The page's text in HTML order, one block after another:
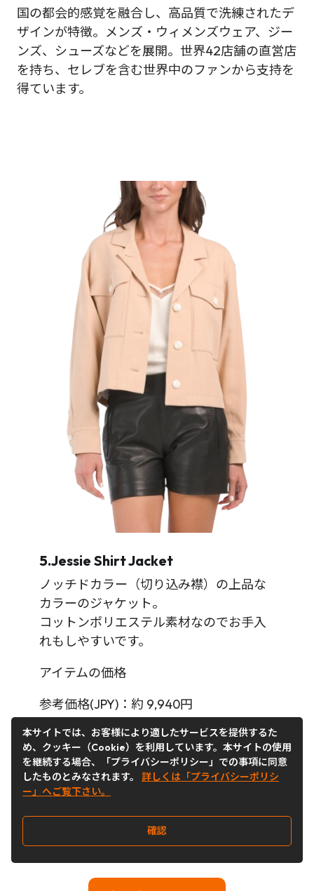
国の都会的感覚を融合し、高品質で洗練されたデ
ザインが特徴。メンズ・ウィメンズウェア、ジー
ンズ、シューズなどを展開。世界42店舗の直営店
を持ち、セレブを含む世界中のファンから支持を
得ています。
5.Jessie Shirt Jacket
ノッチドカラー（切り込み襟）の上品な
カラーのジャケット。
コットンポリエステル素材なのでお手入
れもしやすいです。
アイテムの価格
参考価格(JPY)：約 9,940円
現地通貨価格：$70.00
$195.00(65%OFF)
※2024年9月時点
本サイトでは、お客様により適したサービスを提供するた
め、クッキー（Cookie）を利用しています。本サイトの使用
を継続する場合、「プライバシーポリシー」での事項に同意
したものとみなされます。 詳しくは「プライバシーポリシ
ー」へご覧下さい。
確認